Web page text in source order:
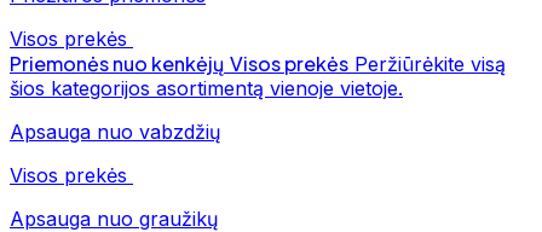
Visos prekės
Priemonės nuo kenkėjų Visos prekės Peržiūrėkite visą
šios kategorijos asortimentą vienoje vietoje.
Apsauga nuo vabzdžių
Visos prekės
Apsauga nuo graužikų